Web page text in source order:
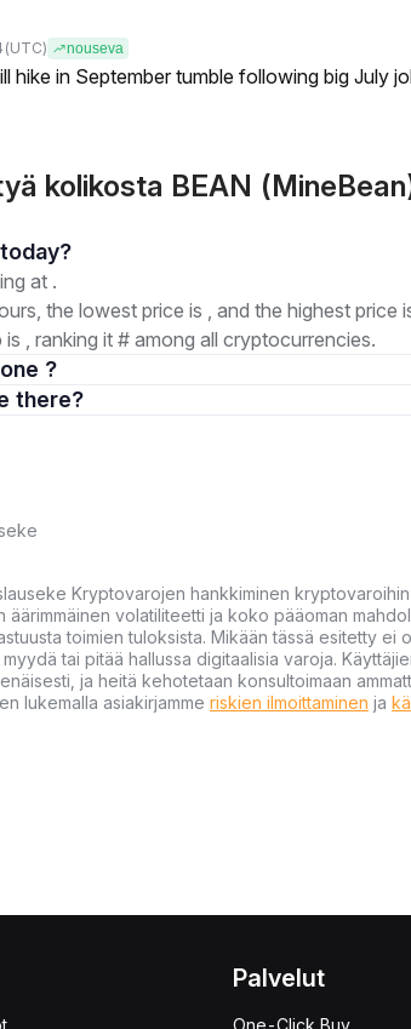
(UTC) nouseva
hike in September tumble following big July
kolikosta BEAN
1. How much is today?
at .
the lowest price is , and the highest price
, ranking it # among all cryptocurrencies.
one ?
many are there?
Kryptovarojen hankkiminen
äärimmäinen volatiliteetti ja koko pääoman
toimien tuloksista. Mikään tässä esitetty ei
tai pitää hallussa digitaalisia varoja.
ja heitä kehotetaan konsultoimaan
lukemalla asiakirjamme riskien ilmoittaminen ja
Palvelut
One-Click Buy